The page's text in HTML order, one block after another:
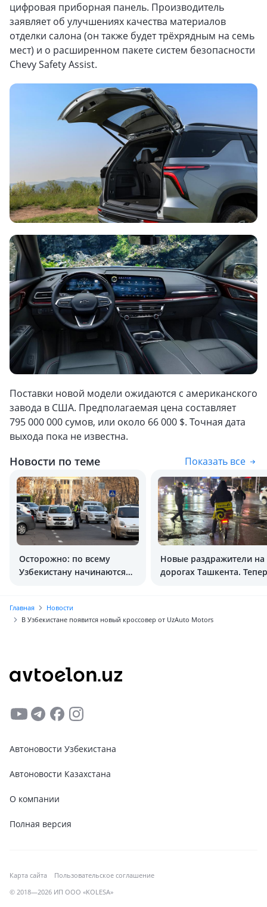
цифровая приборная панель. Производитель
заявляет об улучшениях качества материалов
отделки салона (он также будет трёхрядным на семь
мест) и о расширенном пакете систем безопасности
Chevy Safety Assist.
Поставки новой модели ожидаются с американского
завода в США. Предполагаемая цена составляет
795 000 000 сумов, или около 66 000 $. Точная дата
выхода пока не известна.
Новости по теме Показать все
Осторожно: по всему
Узбекистану начинаются
Новые раздражители на
дорогах Ташкента.
Главная
Новости
В Узбекистане появится новый кроссовер от UzAuto Motors
Автоновости Узбекистана
Автоновости Казахстана
О компании
Полная версия
Карта сайта
Пользовательское соглашение
© 2018—2026 ИП ООО «KOLESA»